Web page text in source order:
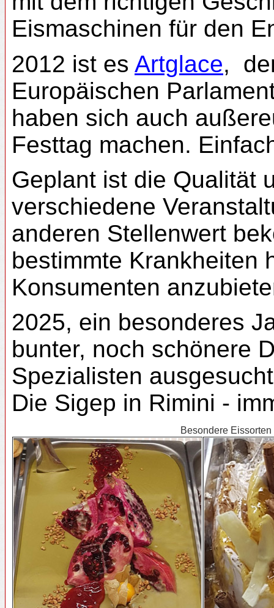
Eismaschinen für den
2012 ist es Artglace,
Europäischen
haben sich auch
Festtag machen.
Geplant ist die Qualität
verschiedene
anderen Stellenwert
bestimmte Krankheiten
Konsumenten
2025, ein besonderes
bunter, noch schönere
Spezialisten
Die Sigep in Rimini -
Besondere